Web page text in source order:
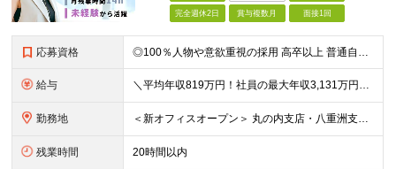
完全週休2日 賞与複数月 面接1回
応募資格 ◎100％人物や意欲重視の採用 高卒以上 普通自動車第一種運転免許取得者（AT限定可） ★職歴は全く問いません！ 前向きにコツコツと向き合える方であれば結果がついてくるお仕事です。 現職・無職、正社
給与 ＼平均年収819万円！社員の最大年収3,131万円／ ＼2人に1人が年収700万円以上／ ＼5人に1人が年収1,000万円以上！／ 固定給だけで、年収524万円も可能！ インセンティブだけでなく固定給
勤務地 ＜新オフィスオープン＞ 丸の内支店・八重洲支店 東京都千代田区丸の内1丁目9-1 グラントウキョウノースタワーオフィス40階（東京ヘッドオフィス内） ★東京駅直結の新オフィスで雨にも濡れずに通勤♪
残業時間 20時間以内